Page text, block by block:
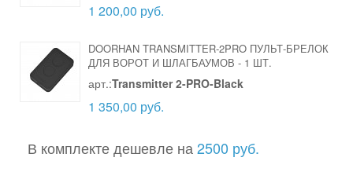
1 200,00 руб.
DOORHAN TRANSMITTER-2PRO ПУЛЬТ-БРЕЛОК
ДЛЯ ВОРОТ И ШЛАГБАУМОВ - 1 ШТ.
арт.:Transmitter 2-PRO-Black
1 350,00 руб.
В комплекте дешевле на 2500 руб.